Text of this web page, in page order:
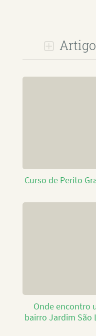
Curso de Perito
Onde encontro
bairro Jardim São